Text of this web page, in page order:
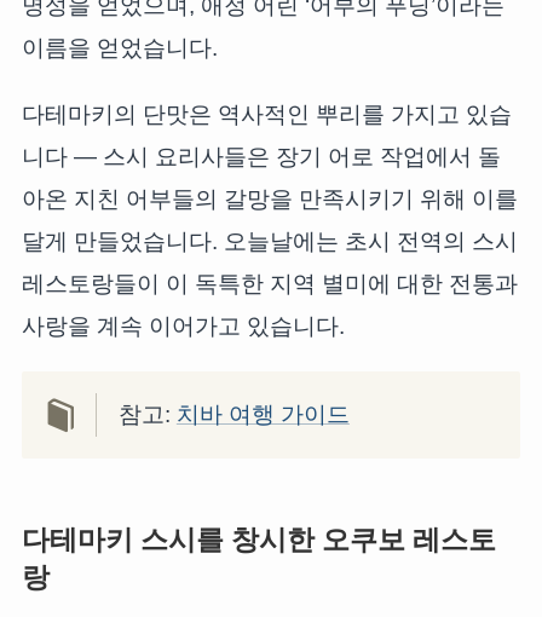
명성을 얻었으며, 애정 어린 ‘어부의 푸딩’이라는
이름을 얻었습니다.
다테마키의 단맛은 역사적인 뿌리를 가지고 있습
니다 — 스시 요리사들은 장기 어로 작업에서 돌
아온 지친 어부들의 갈망을 만족시키기 위해 이를
달게 만들었습니다. 오늘날에는 초시 전역의 스시
레스토랑들이 이 독특한 지역 별미에 대한 전통과
사랑을 계속 이어가고 있습니다.
참고: 치바 여행 가이드
다테마키 스시를 창시한 오쿠보 레스토
랑